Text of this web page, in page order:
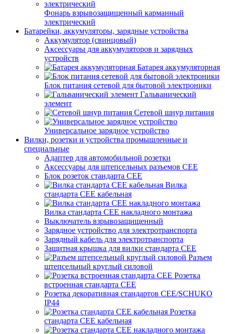
Фонарь взрывозащищенный карманный
электрический
Батарейки, аккумуляторы, зарядные устройства
Аккумулятор (свинцовый)
Аксессуары для аккумуляторов и зарядных
устройств
Батарея аккумуляторная
Блок питания сетевой для бытовой электроники
Гальванический
элемент
Сетевой шнур питания
Универсальное зарядное устройство
Вилки, розетки и устройства промышленные и
специальные
Адаптер для автомобильной розетки
Аксессуары для штепсельных разъемов CEE
Блок розеток стандарта CEE
Вилка
стандарта CEE кабельная
Вилка стандарта CEE накладного монтажа
Выключатель взрывозащищенный
Зарядное устройство для электротранспорта
Зарядный кабель для электротранспорта
Защитная крышка для вилки стандарта CEE
Разъем
штепсельный круглый силовой
Розетка
встроенная стандарта CEE
Розетка декоративная стандартов CEE/SCHUKO
IP44
Розетка
стандарта СЕЕ кабельная